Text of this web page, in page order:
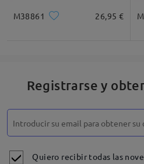
M38861 26,95 €
Registrarse y
Quiero recibir todas las